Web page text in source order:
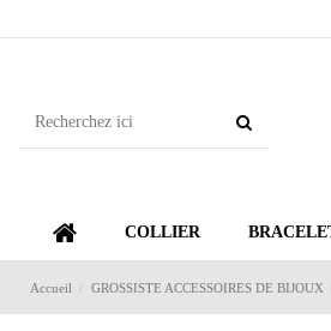
COLLIER
Accueil GROSSISTE ACCESSOIRES DE BIJOUX